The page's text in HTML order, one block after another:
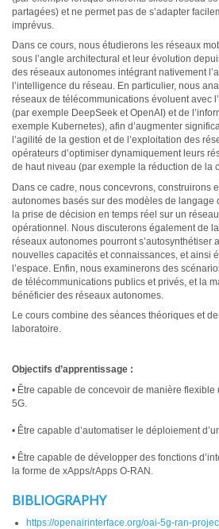
partagées) et ne permet pas de s’adapter
imprévus.
Dans ce cours, nous étudierons les réseaux
sous l’angle architectural et leur évolution
des réseaux autonomes intégrant nativement
l’intelligence du réseau. En particulier, nous
réseaux de télécommunications évoluent avec
(par exemple DeepSeek et OpenAI) et de
exemple Kubernetes), afin d’augmenter
l’agilité de la gestion et de l’exploitation des
opérateurs d’optimiser dynamiquement leurs
de haut niveau (par exemple la réduction de la
Dans ce cadre, nous concevrons, construirons
autonomes basés sur des modèles de langage
la prise de décision en temps réel sur un
opérationnel. Nous discuterons également de
réseaux autonomes pourront s’autosynthétiser
nouvelles capacités et connaissances, et ainsi
l’espace. Enfin, nous examinerons des
de télécommunications publics et privés, et la
bénéficier des réseaux autonomes.
Le cours combine des séances théoriques et
laboratoire.
Objectifs d’apprentissage :
• Être capable de concevoir de manière
5G.
• Être capable d’automatiser le déploiement
• Être capable de développer des fonctions
la forme de xApps/rApps O-RAN.
BIBLIOGRAPHY
https://openairinterface.org/oai-5g-ran-